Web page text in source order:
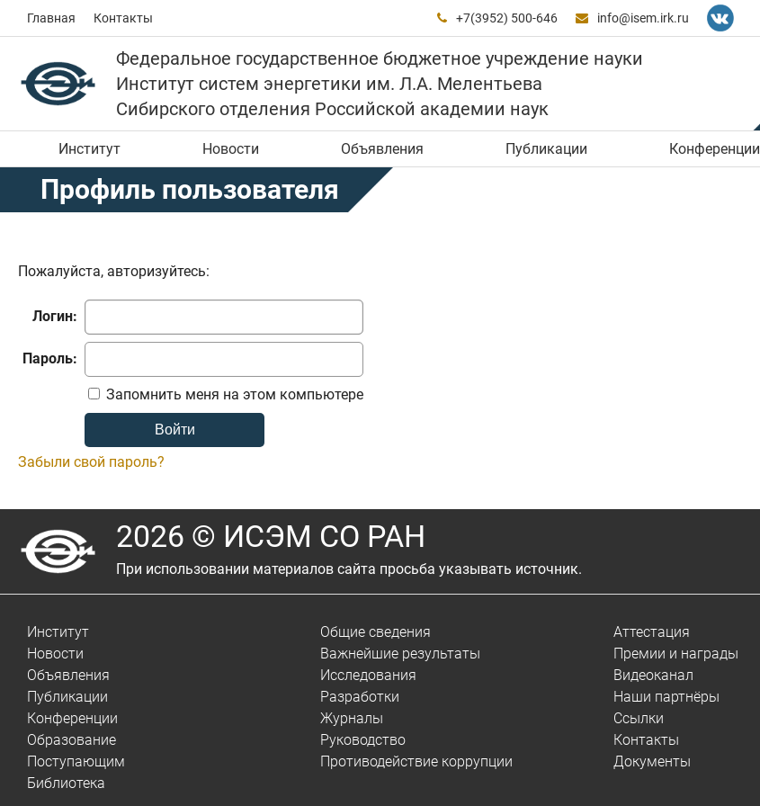
Главная Контакты  +7(3952) 500-646  info@isem.irk.ru
Федеральное государственное бюджетное учреждение науки
Институт систем энергетики им. Л.А. Мелентьева
Сибирского отделения Российской академии наук
Институт Новости Объявления Публикации Конференции
Профиль пользователя
Пожалуйста, авторизуйтесь:
Логин:
Пароль:
Запомнить меня на этом компьютере
Забыли свой пароль?
2026 © ИСЭМ СО РАН
При использовании материалов сайта просьба указывать источник.
Институт
Новости
Объявления
Публикации
Конференции
Образование
Поступающим
Библиотека
Общие сведения
Важнейшие результаты
Исследования
Разработки
Журналы
Руководство
Противодействие коррупции
Аттестация
Премии и награды
Видеоканал
Наши партнёры
Ссылки
Контакты
Документы